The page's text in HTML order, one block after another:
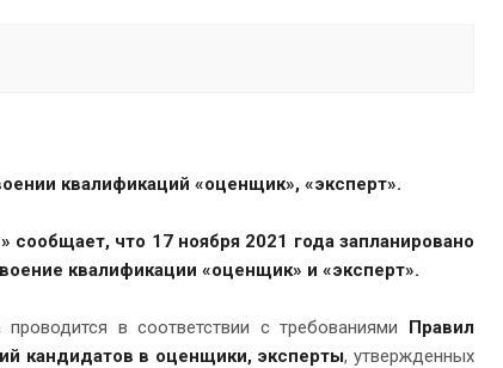
квалификаций «оценщик», «эксперт».
сообщает, что 17 ноября 2021 года запланировано
квалификации «оценщик» и «эксперт».
в соответствии с требованиями Правил
кандидатов в оценщики, эксперты, утвержденных